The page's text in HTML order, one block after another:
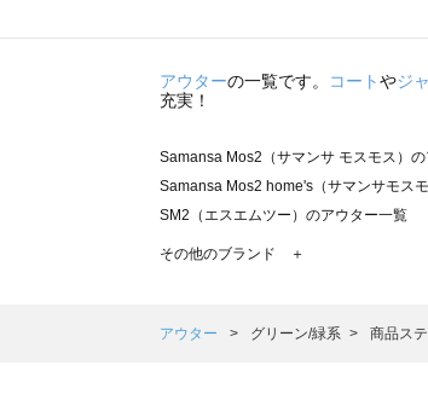
アウターの一覧です。 コートやジ
充実！
Samansa Mos2（サマンサ モスモス）
Samansa Mos2 home's（サマンサモス
SM2（エスエムツー）のアウター一覧
TSUHARU by Samansa Mos2（ツハル
Samansa Mos2 Lagom（サマンサモス
その他のブランド ＋
アウター グリーン/緑系 商品ス